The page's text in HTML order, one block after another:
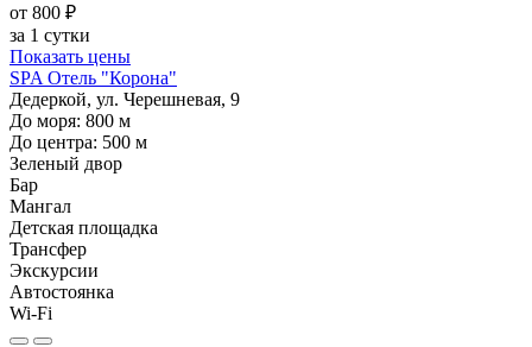
от 800 ₽
за 1 сутки
Показать цены
SPA Отель "Корона"
Дедеркой, ул. Черешневая, 9
До моря: 800 м
До центра: 500 м
Зеленый двор
Бар
Мангал
Детская площадка
Трансфер
Экскурсии
Автостоянка
Wi-Fi